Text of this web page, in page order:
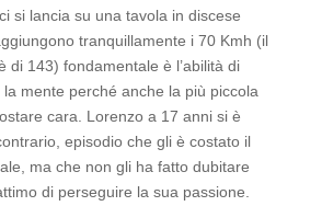
si lancia su una tavola in discese
tranquillamente i 70 Kmh (il
di 143) fondamentale è l’abilità di
mente perché anche la più piccola
cara. Lorenzo a 17 anni si è
episodio che gli è costato il
ma che non gli ha fatto dubitare
di perseguire la sua passione.